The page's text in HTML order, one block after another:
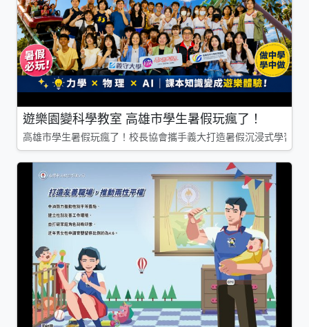
遊樂園變科學教室 高雄市學生暑假玩瘋了！
高雄市學生暑假玩瘋了！校長協會攜手義大打造暑假沉浸式學習基